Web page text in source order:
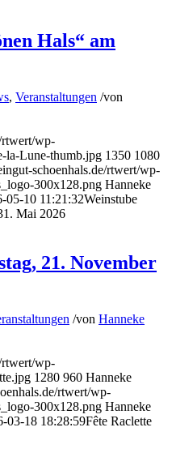
Hals“ am
, Veranstaltungen /von
rtwert/wp-
la-Lune-thumb.jpg 1350 1080
schoenhals.de/rtwert/wp-
300x128.png Hanneke
05-10 11:21:32Weinstube
Mai 2026
21. November
/von Hanneke
rtwert/wp-
1280 960 Hanneke
rtwert/wp-
300x128.png Hanneke
03-18 18:28:59Fête Raclette